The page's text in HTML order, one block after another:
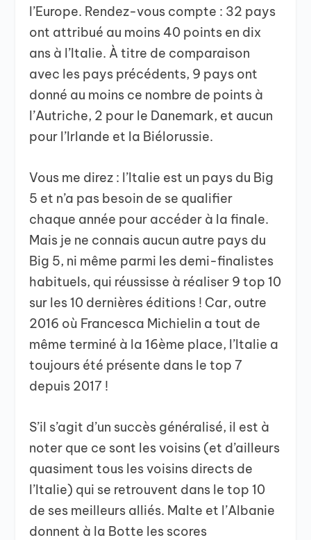
l’Europe. Rendez-vous compte : 32 pays
ont attribué au moins 40 points en dix
ans à l’Italie. À titre de comparaison
avec les pays précédents, 9 pays ont
donné au moins ce nombre de points à
l’Autriche, 2 pour le Danemark, et aucun
pour l’Irlande et la Biélorussie.
Vous me direz : l’Italie est un pays du Big
5 et n’a pas besoin de se qualifier
chaque année pour accéder à la finale.
Mais je ne connais aucun autre pays du
Big 5, ni même parmi les demi-finalistes
habituels, qui réussisse à réaliser 9 top 10
sur les 10 dernières éditions ! Car, outre
2016 où Francesca Michielin a tout de
même terminé à la 16ème place, l’Italie a
toujours été présente dans le top 7
depuis 2017 !
S’il s’agit d’un succès généralisé, il est à
noter que ce sont les voisins (et d’ailleurs
quasiment tous les voisins directs de
l’Italie) qui se retrouvent dans le top 10
de ses meilleurs alliés. Malte et l’Albanie
donnent à la Botte les scores